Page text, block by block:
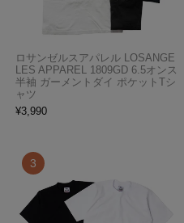
ロサンゼルスアパレル LOSANGE
LES APPAREL 1809GD 6.5オンス
半袖 ガーメントダイ ポケットTシ
ャツ
¥3,990